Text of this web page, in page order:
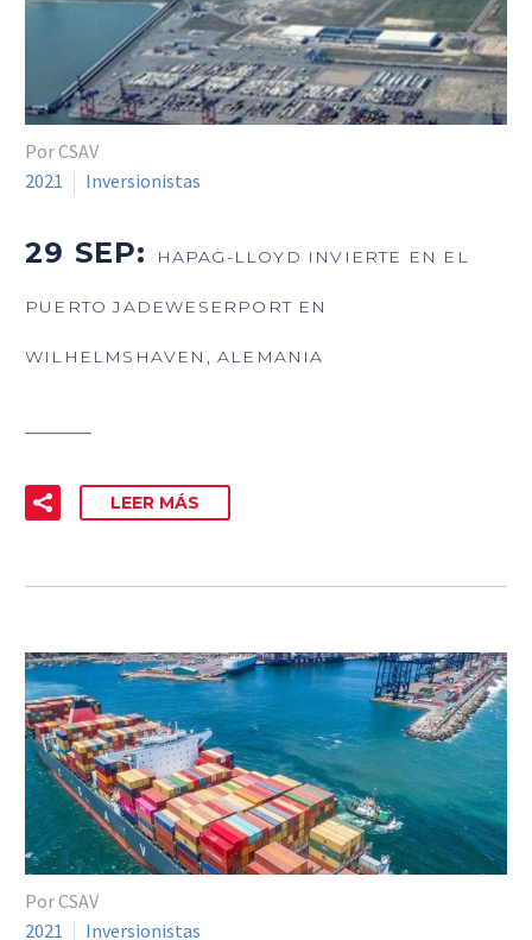
Por CSAV
2021
Inversionistas
29 SEP: HAPAG-LLOYD INVIERTE EN EL
PUERTO JADEWESERPORT EN
WILHELMSHAVEN, ALEMANIA
LEER MÁS
Por CSAV
2021
Inversionistas